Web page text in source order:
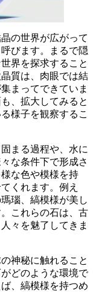
の世界が広がって
びます。まるで隠
界を探求すること
質は、肉眼では結
まってできていま
、拡大してみると
様子を観察するこ
まる過程や、水に
な条件下で形成さ
な色や模様を持
くれます。例え
瑙、縞模様が美し
これらの石は、古
々を魅了してきま
神秘に触れる こと
どのような環境で
、縞模様を持つめ